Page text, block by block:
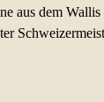
aus dem